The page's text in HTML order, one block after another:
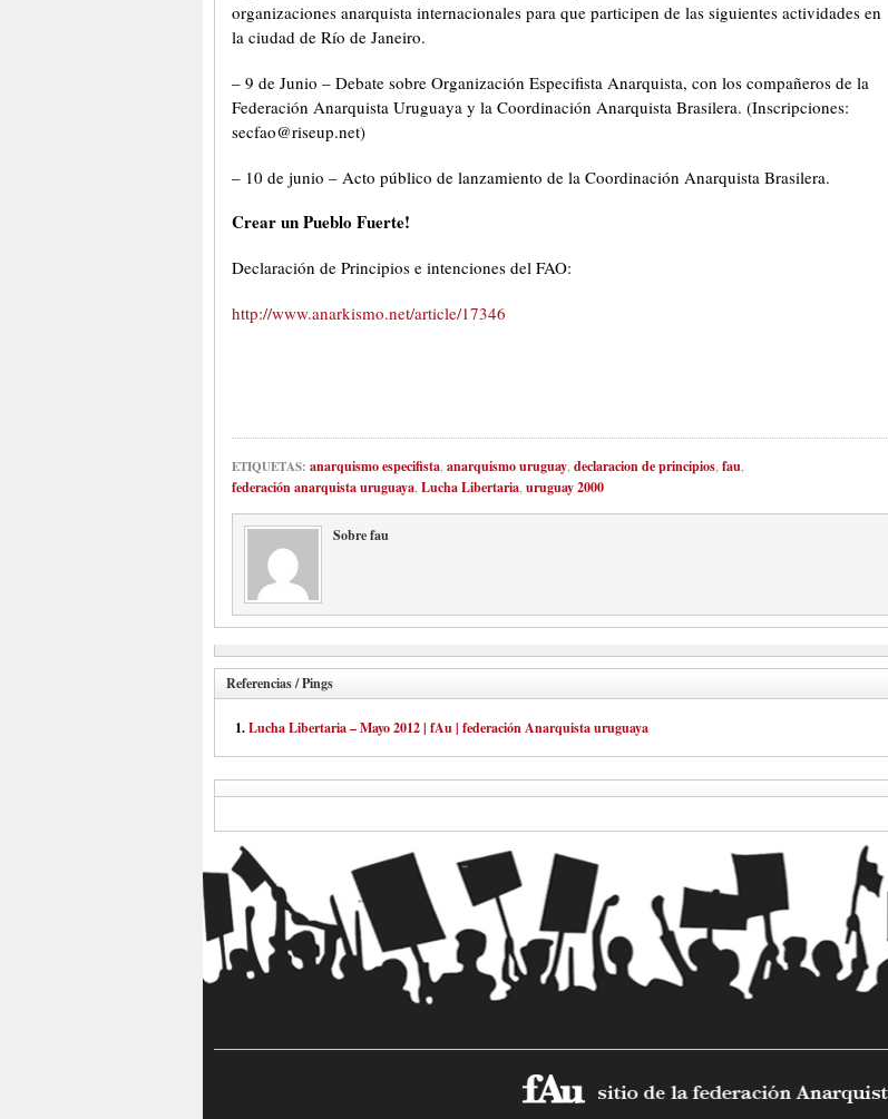
organizaciones anarquista internacionales para que participen de las siguientes actividades en
la ciudad de Río de Janeiro.
– 9 de Junio – Debate sobre Organización Especifista Anarquista, con los compañeros de la
Federación Anarquista Uruguaya y la Coordinación Anarquista Brasilera. (Inscripciones:
secfao@riseup.net)
– 10 de junio – Acto público de lanzamiento de la Coordinación Anarquista Brasilera.
Crear un Pueblo Fuerte!
Declaración de Principios e intenciones del FAO:
http://www.anarkismo.net/article/17346
ETIQUETAS: anarquismo especifista anarquismo uruguay declaracion de principios fau
federación anarquista uruguaya Lucha Libertaria uruguay 2000
Sobre fau
Referencias / Pings
Lucha Libertaria – Mayo 2012 | fAu | federación Anarquista uruguaya